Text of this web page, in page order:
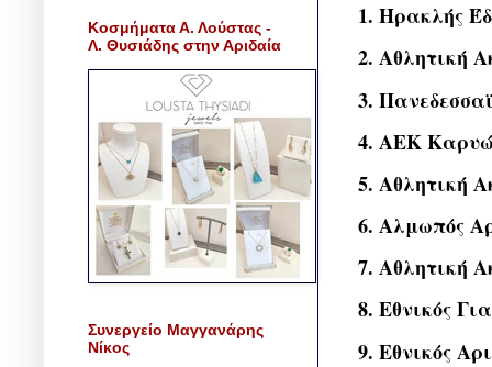
1. Ηρακλής
2. Αθλητική
3.
4. ΑΕΚ
5. Αθλητική
6. Αλμωπός
7. Αθλητική
8. Εθνικός
9. Εθνικός
Κοσμήματα Α. Λούστας -
Λ. Θυσιάδης στην Αριδαία
Συνεργείο Μαγγανάρης
Νίκος